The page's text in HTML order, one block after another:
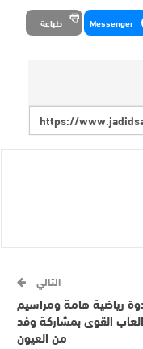
Messenger طباعة
التالي
رياضية هامة ومراسيم
القوى بمشاركة وفد
من العيون